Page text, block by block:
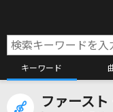
キーワード
ファースト